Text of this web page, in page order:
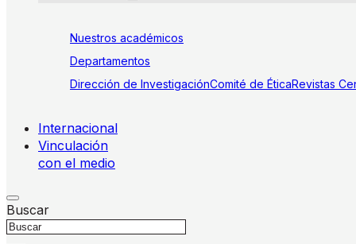
Nuestros académicos
Departamentos
Dirección de InvestigaciónComité de ÉticaRevistas
Internacional
Vinculación
con el medio
Buscar